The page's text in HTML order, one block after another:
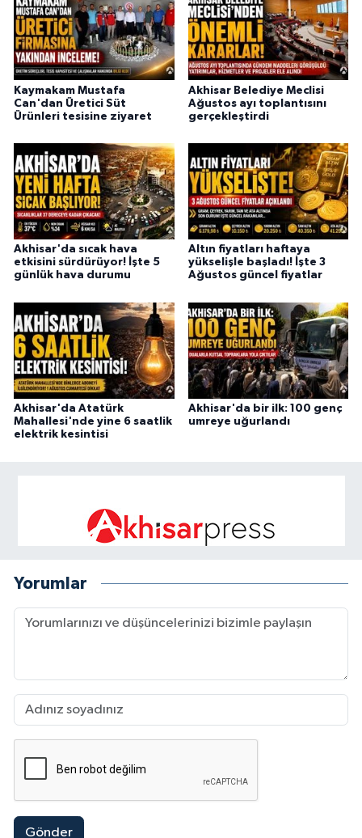
Kaymakam Mustafa
Can'dan Üretici Süt
Ürünleri tesisine ziyaret
Akhisar Belediye Meclisi
Ağustos ayı toplantısını
gerçekleştirdi
Akhisar'da sıcak hava
etkisini sürdürüyor! İşte 5
günlük hava durumu
Altın fiyatları haftaya
yükselişle başladı! İşte 3
Ağustos güncel fiyatlar
Akhisar'da Atatürk
Mahallesi'nde yine 6 saatlik
elektrik kesintisi
Akhisar'da bir ilk: 100 genç
umreye uğurlandı
Yorumlar
Gönder